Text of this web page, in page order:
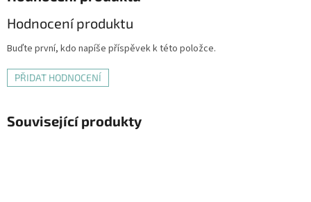
Hodnocení produktu
Buďte první, kdo napíše příspěvek k této položce.
PŘIDAT HODNOCENÍ
Související produkty